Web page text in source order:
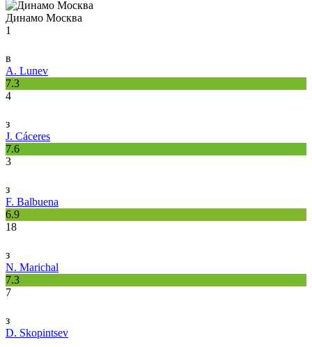
Динамо Москва
1
в
A. Lunev
7.3
4
з
J. Cáceres
7.6
3
з
F. Balbuena
6.9
18
з
N. Marichal
7.3
7
з
D. Skopintsev